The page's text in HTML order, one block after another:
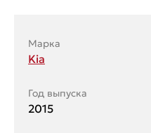
Марка
Kia
Год выпуска
2015